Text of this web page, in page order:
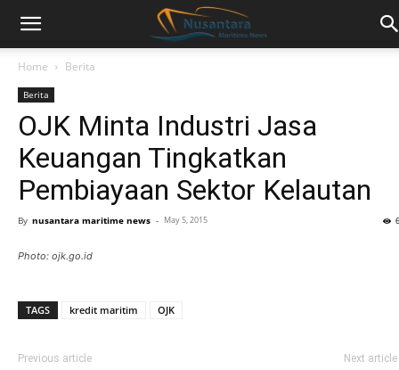
Home Berita
Berita
OJK Minta Industri Jasa
Keuangan Tingkatkan
Pembiayaan Sektor Kelautan
By nusantara maritime news - May 5, 2015
Photo: ojk.go.id
TAGS kredit maritim OJK
Previous article Next article